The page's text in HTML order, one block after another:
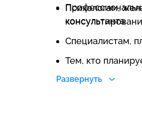
консультанта
Психологам,
Специалистам,
Тем, кто
Развернуть